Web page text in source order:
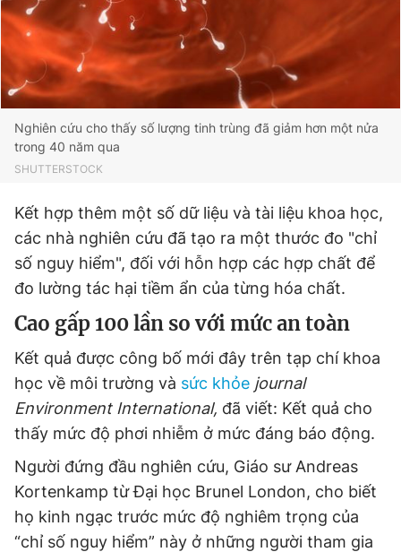
Giấy phép xuất bản số 110/GP - BTTTT cấp ngày 24.3.2020
© 2003-2026 Bản quyền thuộc về Báo Thanh Niên. Cấm sao
chép dưới mọi hình thức nếu không có sự chấp thuận bằng văn
bản. Phát triển bởi ePi Technologies, JSC.
Nghiên cứu cho thấy số lượng tinh trùng đã giảm hơn một nửa
trong 40 năm qua
SHUTTERSTOCK
Kết hợp thêm một số dữ liệu và tài liệu khoa học,
các nhà nghiên cứu đã tạo ra một thước đo "chỉ
số nguy hiểm", đối với hỗn hợp các hợp chất để
đo lường tác hại tiềm ẩn của từng hóa chất.
Cao gấp 100 lần so với mức an toàn
Kết quả được công bố mới đây trên tạp chí khoa
học về môi trường và sức khỏe journal
Environment International, đã viết: Kết quả cho
thấy mức độ phơi nhiễm ở mức đáng báo động.
Người đứng đầu nghiên cứu, Giáo sư Andreas
Kortenkamp từ Đại học Brunel London, cho biết
họ kinh ngạc trước mức độ nghiêm trọng của
“chỉ số nguy hiểm” này ở những người tham gia